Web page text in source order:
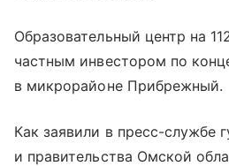
Образовательный центр на
частным инвестором по
в микрорайоне Прибрежный.
Как заявили в пресс-службе
и правительства Омской